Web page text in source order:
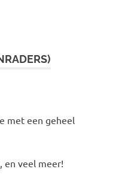
met een geheel
en veel meer!